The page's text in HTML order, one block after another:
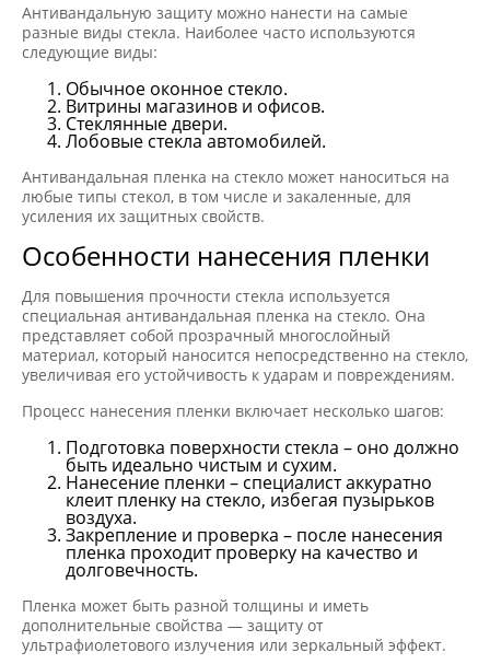
Антивандальную защиту можно нанести на самые
разные виды стекла. Наиболее часто используются
следующие виды:
Обычное оконное стекло.
Витрины магазинов и офисов.
Стеклянные двери.
Лобовые стекла автомобилей.
Антивандальная пленка на стекло может наноситься на
любые типы стекол, в том числе и закаленные, для
усиления их защитных свойств.
Особенности нанесения пленки
Для повышения прочности стекла используется
специальная антивандальная пленка на стекло. Она
представляет собой прозрачный многослойный
материал, который наносится непосредственно на стекло,
увеличивая его устойчивость к ударам и повреждениям.
Процесс нанесения пленки включает несколько шагов:
Подготовка поверхности стекла – оно должно
быть идеально чистым и сухим.
Нанесение пленки – специалист аккуратно
клеит пленку на стекло, избегая пузырьков
воздуха.
Закрепление и проверка – после нанесения
пленка проходит проверку на качество и
долговечность.
Пленка может быть разной толщины и иметь
дополнительные свойства — защиту от
ультрафиолетового излучения или зеркальный эффект.